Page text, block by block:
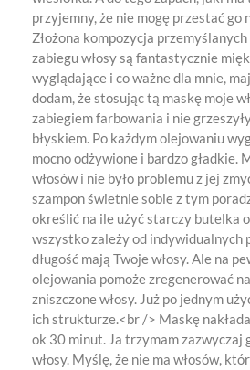
przyjemny, że nie mogę przestać go
Złożona kompozycja
zabiegu włosy są fantastycznie
wyglądające i co ważne dla mnie,
dodam, że stosując tą maskę moje
zabiegiem farbowania i nie
błyskiem. Po każdym olejowaniu
mocno odżywione i bardzo gładkie.
włosów i nie było problemu z jej
szampon świetnie sobie z tym
określić na ile użyć starczy butelka
wszystko zależy od indywidualnych
długość mają Twoje włosy. Ale na
olejowania pomoże zregenerować
zniszczone włosy. Już po jednym
ich strukturze.<br /> Maskę
ok 30 minut. Ja trzymam zazwyczaj
włosy. Myślę, że nie ma włosów,